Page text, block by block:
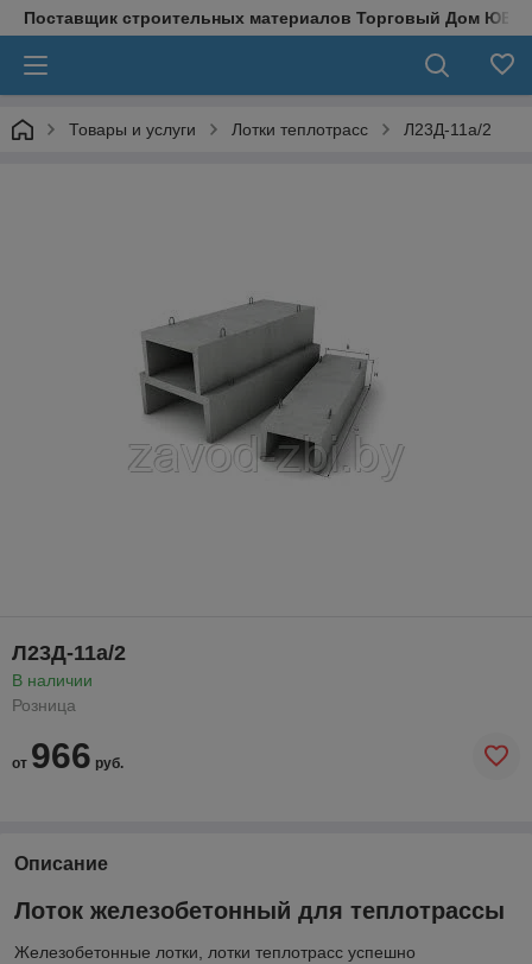
Поставщик строительных материалов Торговый Дом
Товары и услуги Лотки теплотрасс Л23Д-11а/2
Л23Д-11а/2
В наличии
Розница
от 966 руб.
Описание
Лоток железобетонный для теплотрассы
Железобетонные лотки, лотки теплотрасс успешно